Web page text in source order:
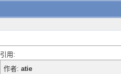
引用:
作者: atie